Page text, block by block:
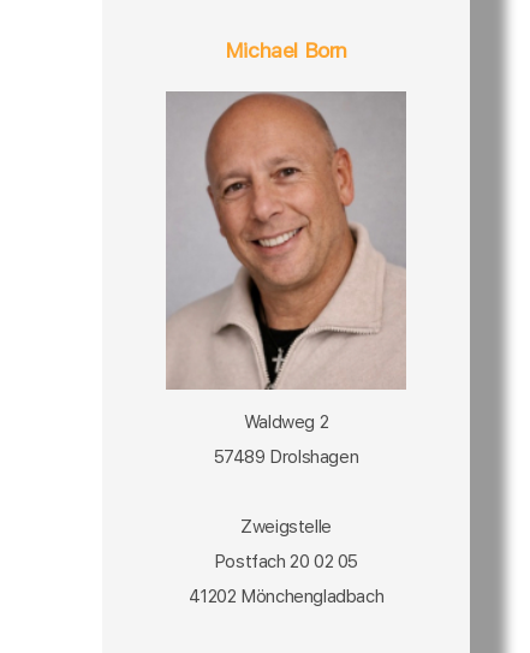
Michael Born
Waldweg 2
57489 Drolshagen
Zweigstelle
Postfach 20 02 05
41202 Mönchengladbach